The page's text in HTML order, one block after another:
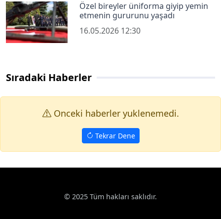
Özel bireyler üniforma giyip yemin
etmenin gururunu yaşadı
16.05.2026 12:30
Sıradaki Haberler
Onceki haberler yuklenemedi.
Tekrar Dene
© 2025 Tüm hakları saklıdır.